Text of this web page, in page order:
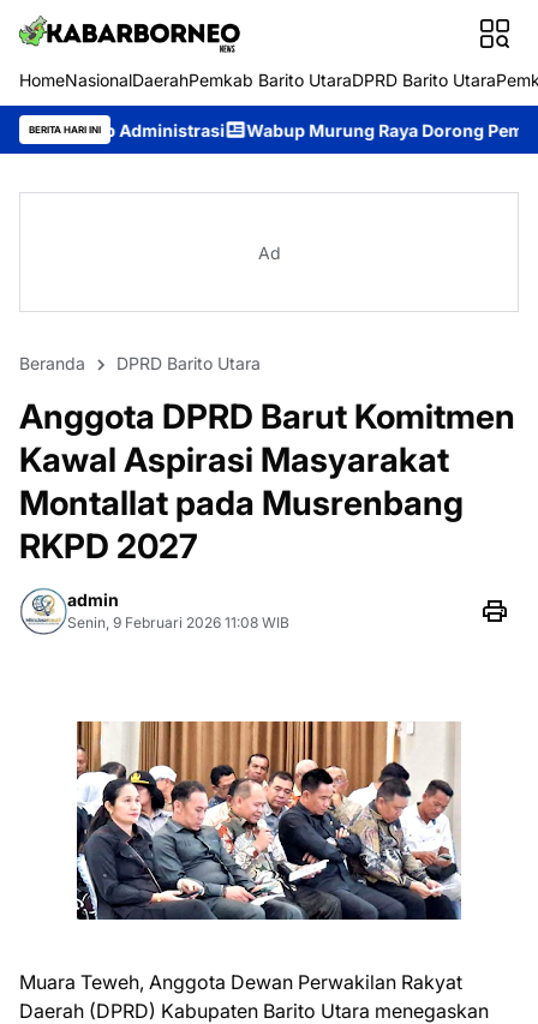
HomeNasionalDaerahPemkab Barito UtaraDPRD Barito Utara
BERITA HARI INIWabup Murung Raya Dorong Pemerintahan Terbuka,
Ad
Beranda DPRD Barito Utara
Anggota DPRD Barut Komitmen
Kawal Aspirasi Masyarakat
Montallat pada Musrenbang
RKPD 2027
admin
Senin, 9 Februari 2026 11:08 WIB
Muara Teweh, Anggota Dewan Perwakilan Rakyat
Daerah (DPRD) Kabupaten Barito Utara menegaskan